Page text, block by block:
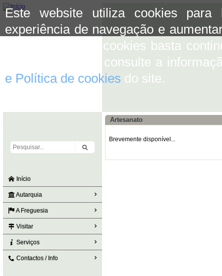
Este website utiliza cookies para
experiência de navegação e
aceitar o uso de cookies basta
mais informação consulte a
e Política de cookies do site.
Início
Autarquia
A Freguesia
Visitar
Serviços
Contactos / Info
Artesanato
Brevemente disponível...